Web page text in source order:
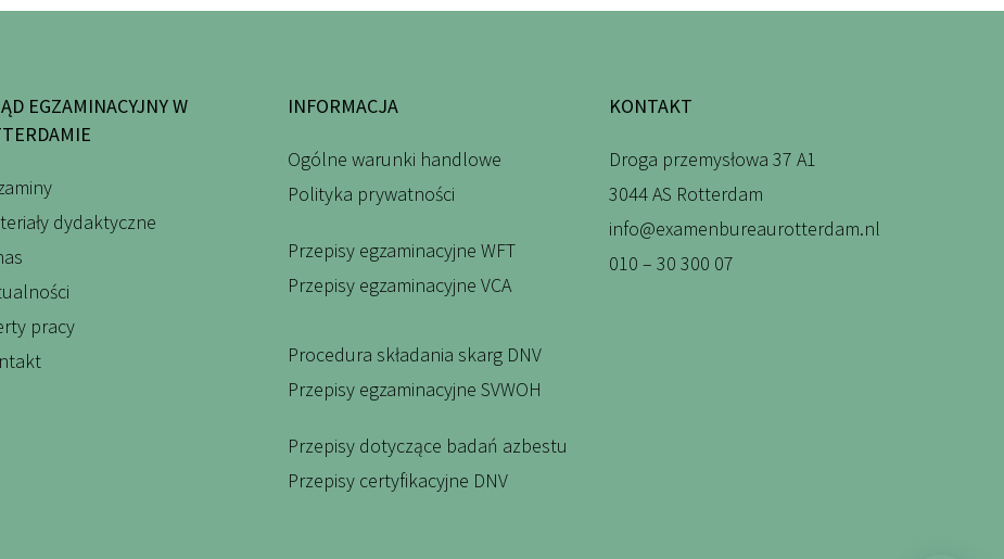
EGZAMINACYJNY W
dydaktyczne
pracy
INFORMACJA
Ogólne warunki handlowe
Polityka prywatności
Przepisy egzaminacyjne WFT
Przepisy egzaminacyjne VCA
Procedura składania skarg DNV
Przepisy egzaminacyjne SVWOH
Przepisy dotyczące badań azbestu
Przepisy certyfikacyjne DNV
KONTAKT
Droga przemysłowa 37 A1
3044 AS Rotterdam
info@examenbureaurotterdam.nl
010 – 30 300 07